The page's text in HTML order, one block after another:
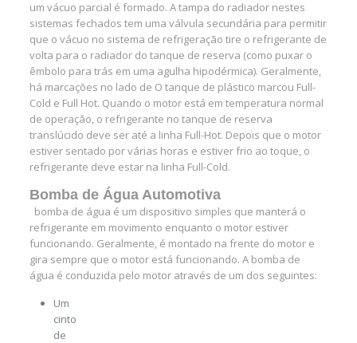
um vácuo parcial é formado. A tampa do radiador nestes
sistemas fechados tem uma válvula secundária para permitir
que o vácuo no sistema de refrigeração tire o refrigerante de
volta para o radiador do tanque de reserva (como puxar o
êmbolo para trás em uma agulha hipodérmica). Geralmente,
há marcações no lado de O tanque de plástico marcou Full-
Cold e Full Hot. Quando o motor está em temperatura normal
de operação, o refrigerante no tanque de reserva
translúcido deve ser até a linha Full-Hot. Depois que o motor
estiver sentado por várias horas e estiver frio ao toque, o
refrigerante deve estar na linha Full-Cold.
Bomba de Água Automotiva
bomba de água é um dispositivo simples que manterá o
refrigerante em movimento enquanto o motor estiver
funcionando. Geralmente, é montado na frente do motor e
gira sempre que o motor está funcionando. A bomba de
água é conduzida pelo motor através de um dos seguintes:
Um
cinto
de